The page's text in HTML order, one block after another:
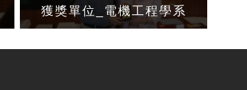
獲獎單位_電機工程學系